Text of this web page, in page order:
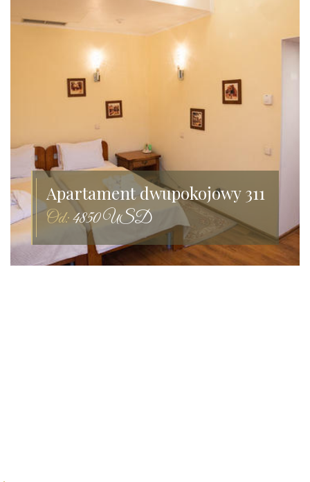
Apartament dwupokojowy 311
Od:4850 USD